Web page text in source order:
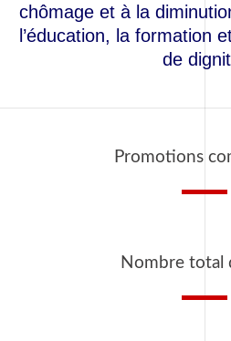
chômage et à la
l’éducation, la formation
de
Promotions
Nombre total